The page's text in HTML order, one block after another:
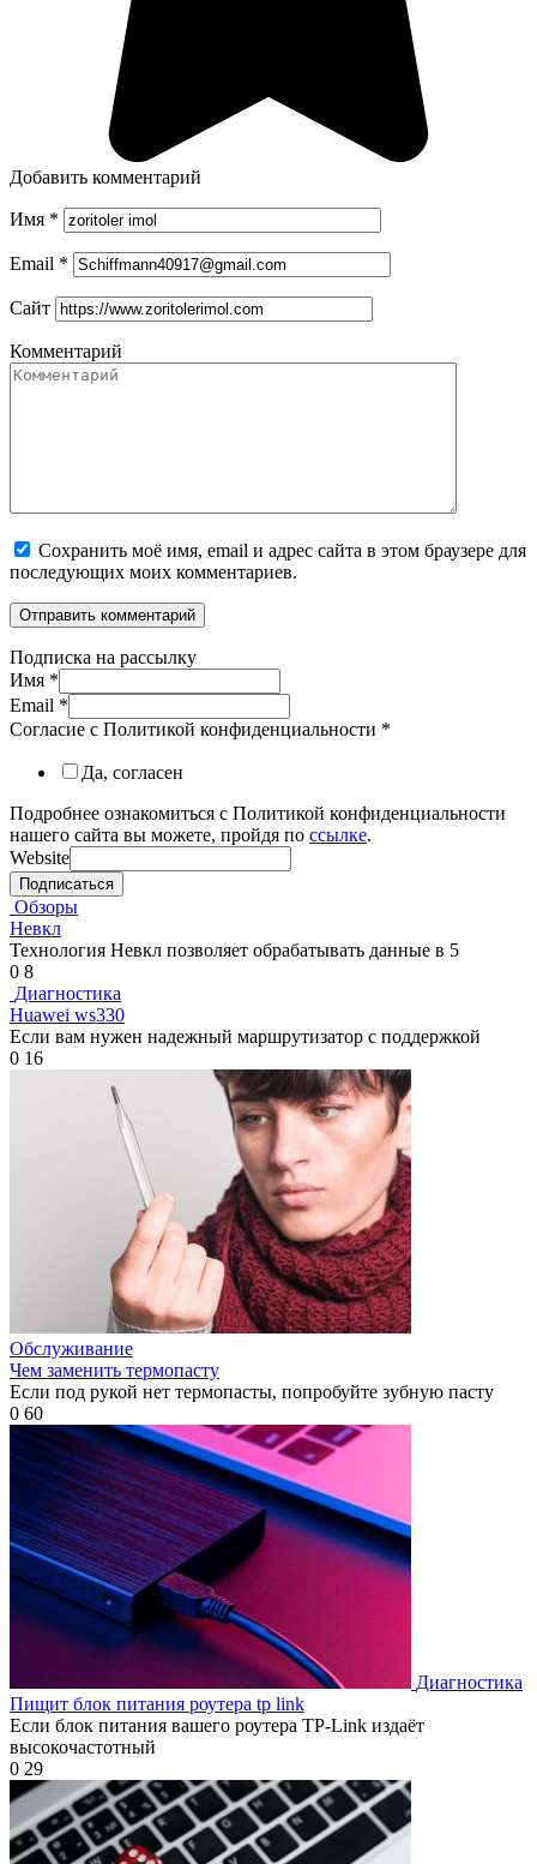
Добавить комментарий
Имя *
Email *
Сайт
Комментарий
Сохранить моё имя, email и адрес сайта в этом браузере для
последующих моих комментариев.
Подписка на рассылку
Имя *
Email *
Согласие с Политикой конфиденциальности *
Да, согласен
Подробнее ознакомиться с Политикой конфиденциальности
нашего сайта вы можете, пройдя по ссылке.
Website
Подписаться
Обзоры
Невкл
Технология Невкл позволяет обрабатывать данные в 5
0 8
Диагностика
Huawei ws330
Если вам нужен надежный маршрутизатор с поддержкой
0 16
Обслуживание
Чем заменить термопасту
Если под рукой нет термопасты, попробуйте зубную пасту
0 60
Диагностика
Пищит блок питания роутера tp link
Если блок питания вашего роутера TP-Link издаёт
высокочастотный
0 29